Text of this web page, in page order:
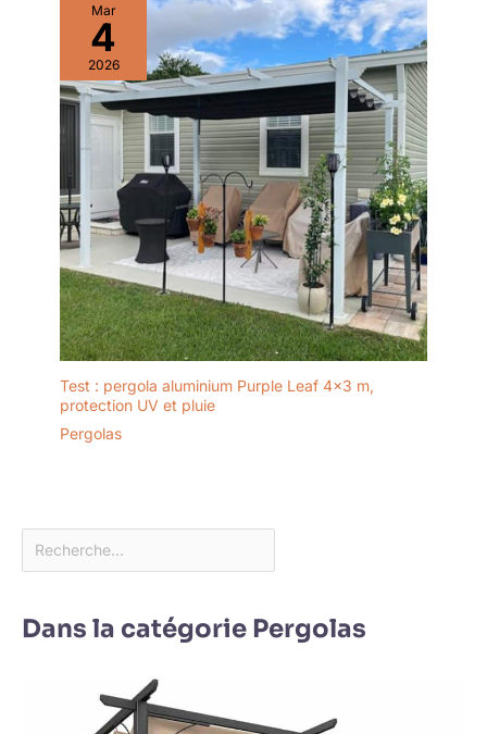
Mar
4
2026
Test : pergola aluminium Purple Leaf 4×3 m,
protection UV et pluie
Pergolas
Dans la catégorie Pergolas